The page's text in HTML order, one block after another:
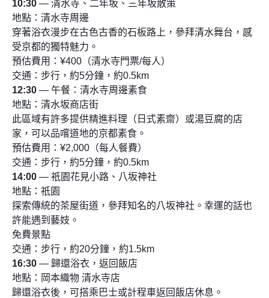
10:30 — 清水寺、二年坂、三年坂散策
地點：清水寺周邊
穿著浴衣漫步在古色古香的石板路上，參拜清水舞台，感
受京都的獨特魅力。
預估費用：¥400（清水寺門票/每人）
交通：步行，約5分鐘，約0.5km
12:30 — 午餐：清水寺周邊素食
地點：清水坂商店街
此區域有許多提供精進料理（日式素齋）或湯豆腐的店
家，可以品嚐道地的京都素食。
預估費用：¥2,000（每人餐費）
交通：步行，約5分鐘，約0.5km
14:00 — 祇園花見小路、八坂神社
地點：祇園
探索傳統的茶屋街道，參拜知名的八坂神社。幸運的話也
許能遇到藝妓。
免費景點
交通：步行，約20分鐘，約1.5km
16:30 — 歸還浴衣，返回飯店
地點：岡本織物 清水寺店
歸還浴衣後，可搭乘巴士或計程車返回飯店休息。